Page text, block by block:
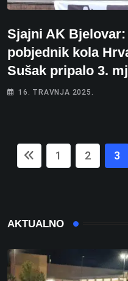
Sjajni AK
pobjednik kola
Sušak pripalo 3.
16. TRAVNJA 2025.
1 2 3
AKTUALNO